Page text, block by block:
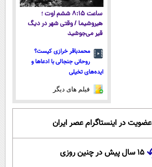
ساعت ۸:۱۵ ششم اوت ؛
هیروشیما / وقتی شهر در دیگ
قیر می‌جوشید
محمدباقر خرازی کیست؟
روحانی جنجالی با ادعاها و
ایده‌های تخیلی
فیلم های دیگر
عضویت در اینستاگرام عصر ایران
۱۵ سال پیش در چنین روزی